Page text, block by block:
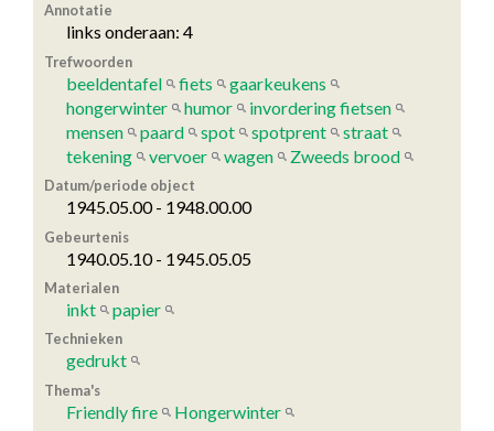
Annotatie
links onderaan: 4
Trefwoorden
beeldentafel fiets
gaarkeukens
hongerwinter
humor
invordering fietsen
mensen
paard spot spotprent
straat
tekening
vervoer wagen Zweeds brood
Datum/periode object
1945.05.00 - 1948.00.00
Gebeurtenis
1940.05.10 - 1945.05.05
Materialen
inkt papier
Technieken
gedrukt
Thema's
Friendly fire Hongerwinter